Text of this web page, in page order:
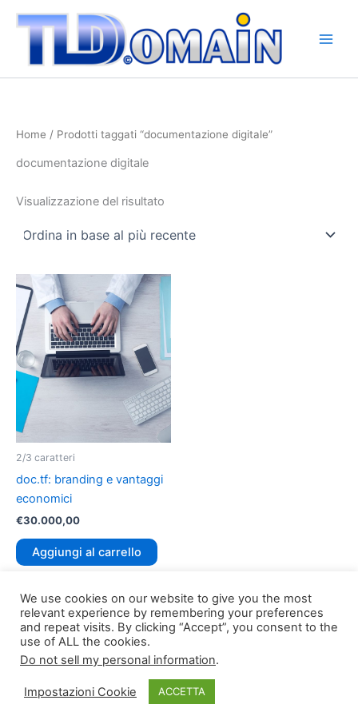
contenuto
Home / Prodotti taggati “documentazione digitale”
documentazione digitale
Visualizzazione del risultato
2/3 caratteri
doc.tf: branding e vantaggi
economici
€30.000,00
Aggiungi al carrello
Copyright © 2026 TLDomain.org| Powered by
We use cookies on our website to give you the most
relevant experience by remembering your preferences
and repeat visits. By clicking “Accept”, you consent to the
use of ALL the cookies.
Do not sell my personal information.
Impostazioni Cookie ACCETTA